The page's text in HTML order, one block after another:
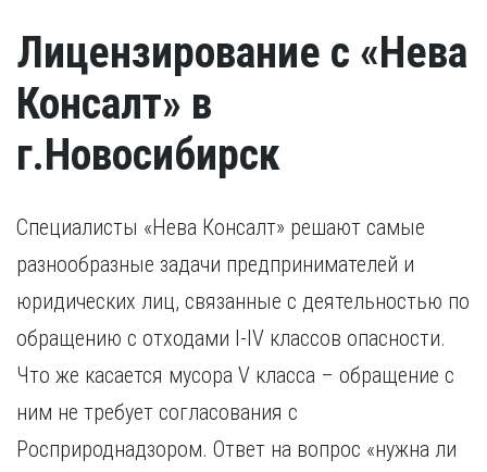
Лицензирование с «Нева
Консалт» в
г.Новосибирск
Специалисты «Нева Консалт» решают самые
разнообразные задачи предпринимателей и
юридических лиц, связанные с деятельностью по
обращению с отходами I-IV классов опасности.
Что же касается мусора V класса – обращение с
ним не требует согласования с
Росприроднадзором. Ответ на вопрос «нужна ли